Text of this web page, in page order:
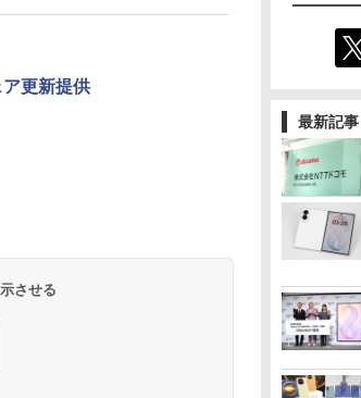
最新記事
更新提供
させる